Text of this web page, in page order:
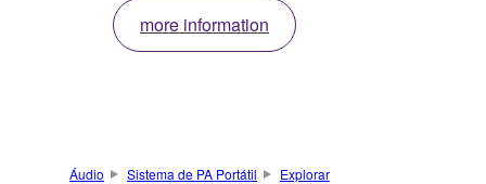
more information
Áudio Sistema de PA Portátil
Explorar